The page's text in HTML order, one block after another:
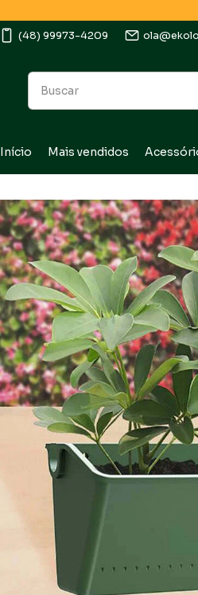
(48) 99973-4209
Início Mais vendidos